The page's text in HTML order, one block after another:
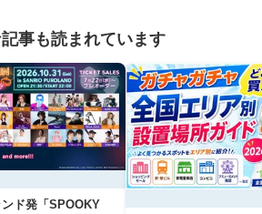
事も読まれています
ンド発「SPOOKY